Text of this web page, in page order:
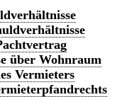
über Wohnraum
Vermieters